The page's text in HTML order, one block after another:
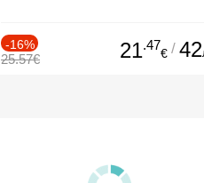
-16%
25.57€ 21.47
€ / 42